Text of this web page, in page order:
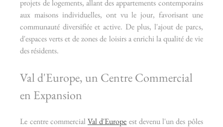
projets de logements, allant des appartements contemporains
aux maisons individuelles, ont vu le jour, favorisant une
communauté diversifiée et active. De plus, l'ajout de parcs,
d'espaces verts et de zones de loisirs a enrichi la qualité de vie
des résidents.
Val d'Europe, un Centre Commercial
en Expansion
Le centre commercial Val d'Europe est devenu l'un des pôles